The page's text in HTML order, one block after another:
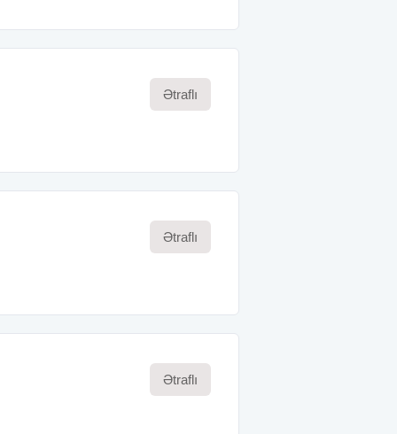
Ətraflı
Ətraflı
Ətraflı